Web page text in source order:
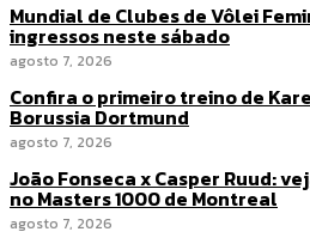
Mundial de Clubes de Vôlei
ingressos neste sábado
agosto 7, 2026
Confira o primeiro treino de
Borussia Dortmund
agosto 7, 2026
João Fonseca x Casper Ruud:
no Masters 1000 de Montreal
agosto 7, 2026